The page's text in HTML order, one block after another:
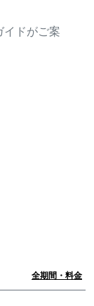
イドがご案
全期間・料金